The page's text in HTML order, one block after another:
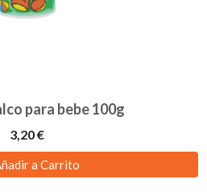
para bebe 100g
3,20 €
a Carrito